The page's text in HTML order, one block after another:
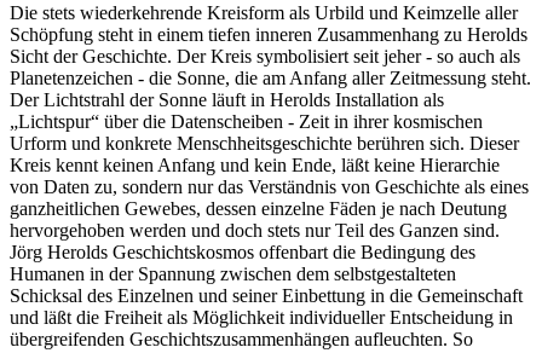
Die stets wiederkehrende Kreisform als Urbild und Keimzelle aller
Schöpfung steht in einem tiefen inneren Zusammenhang zu Herolds
Sicht der Geschichte. Der Kreis symbolisiert seit jeher - so auch als
Planetenzeichen - die Sonne, die am Anfang aller Zeitmessung steht.
Der Lichtstrahl der Sonne läuft in Herolds Installation als
„Lichtspur“ über die Datenscheiben - Zeit in ihrer kosmischen
Urform und konkrete Menschheitsgeschichte berühren sich. Dieser
Kreis kennt keinen Anfang und kein Ende, läßt keine Hierarchie
von Daten zu, sondern nur das Verständnis von Geschichte als eines
ganzheitlichen Gewebes, dessen einzelne Fäden je nach Deutung
hervorgehoben werden und doch stets nur Teil des Ganzen sind.
Jörg Herolds Geschichtskosmos offenbart die Bedingung des
Humanen in der Spannung zwischen dem selbstgestalteten
Schicksal des Einzelnen und seiner Einbettung in die Gemeinschaft
und läßt die Freiheit als Möglichkeit individueller Entscheidung in
übergreifenden Geschichtszusammenhängen aufleuchten. So